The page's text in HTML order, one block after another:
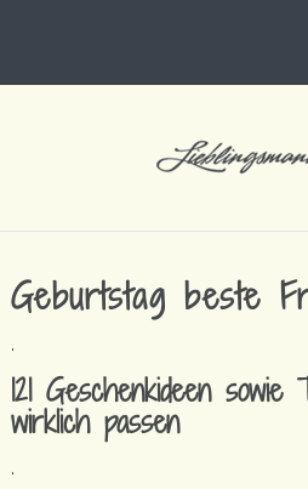
Geburtstag beste
.
121 Geschenkideen
wirklich passen
.